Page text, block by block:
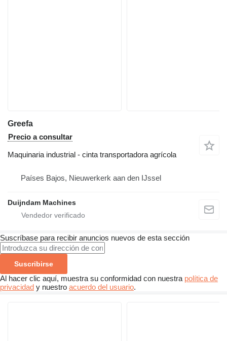
Greefa
Precio a consultar
Maquinaria industrial - cinta transportadora agrícola
Países Bajos, Nieuwerkerk aan den IJssel
Duijndam Machines
Suscríbase para recibir anuncios nuevos de esta sección
Suscribirse
Al hacer clic aquí, muestra su conformidad con nuestra política de
privacidad y nuestro acuerdo del usuario.